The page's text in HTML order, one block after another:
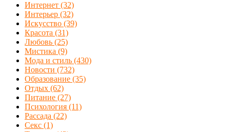
Интернет (32)
Интерьер (32)
Искусство (39)
Красота (31)
Любовь (25)
Мистика (9)
Мода и стиль (430)
Новости (732)
Образование (35)
Отдых (62)
Питание (27)
Психология (11)
Рассада (22)
Секс (1)